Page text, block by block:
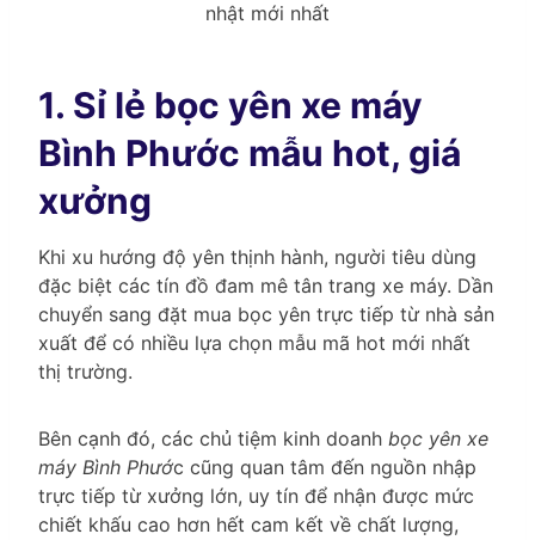
nhật mới nhất
1. Sỉ lẻ bọc yên xe máy
Bình Phước mẫu hot, giá
xưởng
Khi xu hướng độ yên thịnh hành, người tiêu dùng
đặc biệt các tín đồ đam mê tân trang xe máy. Dần
chuyển sang đặt mua bọc yên trực tiếp từ nhà sản
xuất để có nhiều lựa chọn mẫu mã hot mới nhất
thị trường.
Bên cạnh đó, các chủ tiệm kinh doanh bọc yên xe
máy Bình Phước cũng quan tâm đến nguồn nhập
trực tiếp từ xưởng lớn, uy tín để nhận được mức
chiết khấu cao hơn hết cam kết về chất lượng,